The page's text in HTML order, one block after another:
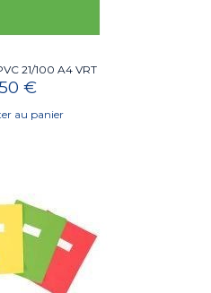
21/100 A4 VRT
€
au panier